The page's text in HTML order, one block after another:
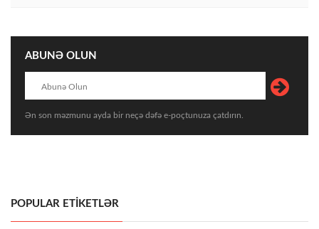
ABUNƏ OLUN
Ən son məzmunu ayda bir neçə dəfə e-poçtunuza çatdırın.
POPULAR ETİKETLƏR